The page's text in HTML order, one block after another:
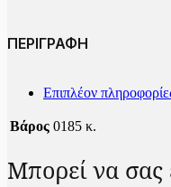
ΠΕΡΙΓΡΑΦΗ
Επιπλέον
Βάρος 0185 κ.
Μπορεί να σας